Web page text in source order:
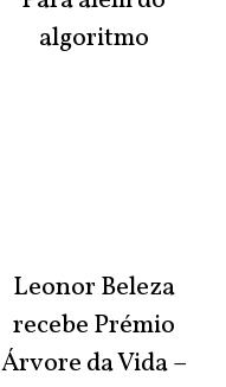
algoritmo
Leonor Beleza
recebe Prémio
Árvore da Vida –